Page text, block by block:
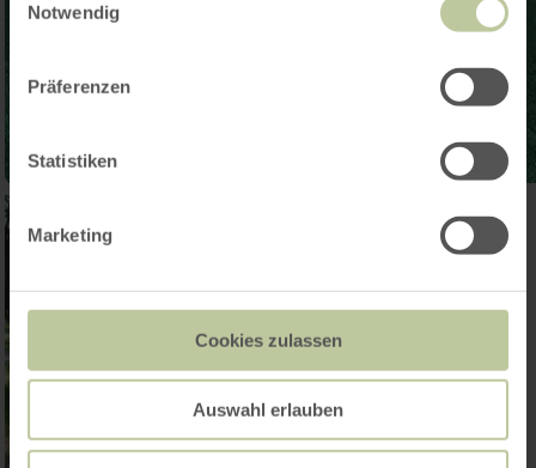
Notwendig
Präferenzen
Statistiken
Marketing
Cookies zulassen
Auswahl erlauben